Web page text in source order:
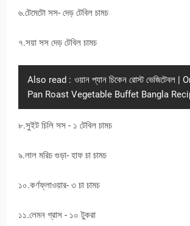
৬.টেমেটো সস- দেড় টেবিল চামচ
৭.সয়া সস দেড় টেবিল চামচ
Also read : ওয়ান প্যান চিকেন রোস্ট ভেজিটেবল |
Pan Roast Vegetable Buffet Bangla
৮.সুইট চিলি সস - ১ টেবিল চামচ
৯.লাল মরিচ গুড়া- হাফ চা চামচ
১০.কর্ণফ্লাওয়ার- ৩ চা চামচ
১১.লেমন গ্রাস - ১০ টুকরা